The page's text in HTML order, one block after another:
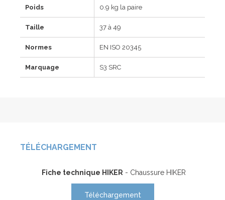
Poids 0.9 kg la paire
Taille 37 à 49
Normes EN ISO 20345
Marquage S3 SRC
TÉLÉCHARGEMENT
Fiche technique HIKER - Chaussure HIKER
Téléchargement